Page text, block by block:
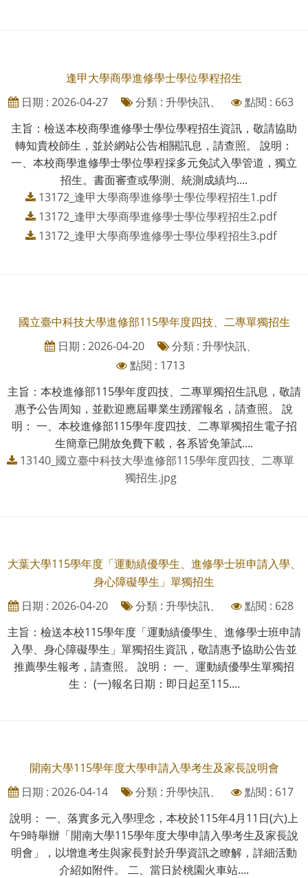
逢甲大學商學進修學士學位學程招生
日期 : 2026-04-27
分類 : 升學快訊、
點閱 : 663
主旨：檢送本校商學進修學士學位學程招生資訊，敬請協助
轉知貴校師生，並於網站公告相關訊息，請查照。 說明：
一、本校商學進修學士學位學程採多元免試入學管道，獨立
招生。書面審查或學測、統測成績均....
13172_逢甲大學商學進修學士學位學程招生1.pdf
13172_逢甲大學商學進修學士學位學程招生2.pdf
13172_逢甲大學商學進修學士學位學程招生3.pdf
國立臺中科技大學進修部115學年度四技、二專單獨招生
日期 : 2026-04-20
分類 : 升學快訊、
點閱 : 1713
主旨：本校進修部115學年度四技、二專單獨招生訊息，敬請
惠予公告周知，並歡迎應屆畢業生踴躍報名，請查照。 說
明： 一、本校進修部115學年度四技、二專單獨招生電子招
生簡章已開放免費下載，各系皆免筆試....
13140_國立臺中科技大學進修部115學年度四技、二專單
獨招生.jpg
大葉大學115學年度「運動績優學生、進修學士班申請入學、
身心障礙學生」單獨招生
日期 : 2026-04-20
分類 : 升學快訊、
點閱 : 628
主旨：檢送本校115學年度「運動績優學生、進修學士班申請
入學、身心障礙學生」單獨招生資訊，敬請惠予協助公告並
推薦學生報考，請查照。 說明： 一、運動績優學生單獨招
生： (一)報名日期：即日起至115....
開南大學115學年度大學申請入學考生及家長說明會
日期 : 2026-04-14
分類 : 升學快訊、
點閱 : 617
說明： 一、落實多元入學理念，本校於115年4月11日(六)上
午9時舉辦「開南大學115學年度大學申請入學考生及家長說
明會」，以增進考生與家長對於升學資訊之瞭解，詳細活動
介紹如附件。 二、當日於桃園火車站....